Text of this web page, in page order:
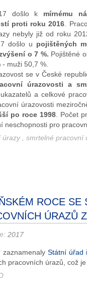
došlo k mírnému
proti roku 2016 .
nebyly již od roku
došlo u pojištěných
o 7 %. Pojištěné
muži 50,7 %.
se v České
úrazovosti a
a celkové
úrazovosti
po roce 1998. Počet
neschopnosti pro
úrazy , smrtelné pracovní
ROCE SE
ÚRAZŮ
2017
zaznamenalyStátní úřad
pracovních úrazů, což